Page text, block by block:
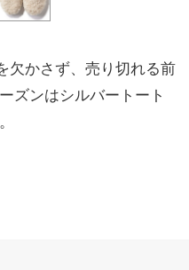
欠かさず、売り切れる前
ズンはシルバートート